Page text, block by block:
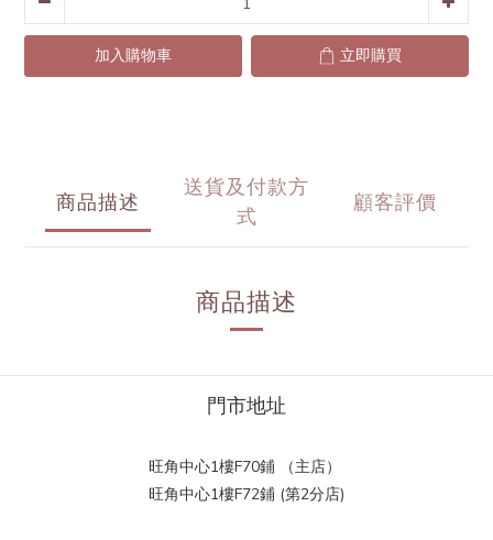
加入購物車 立即購買
商品描述
送貨及付款方
式
顧客評價
商品描述
門市地址
旺角中心1樓F70鋪 （主店）
旺角中心1樓F72鋪 (第2分店)